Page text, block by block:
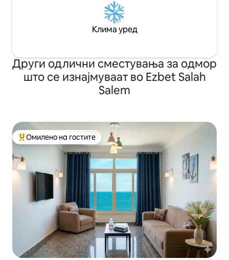
Клима уред
Други одлични сместувања за одмор
што се изнајмуваат во Ezbet Salah
Salem
Меѓу најуспешните „Омилени на гостите“
Омилено на гостите